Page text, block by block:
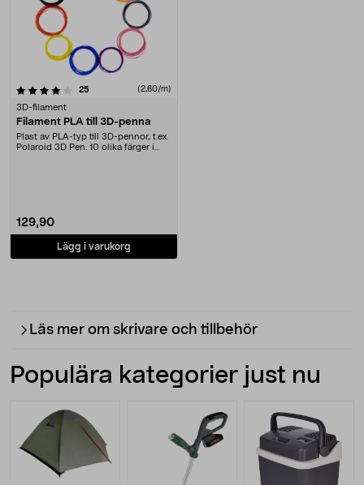
25 (2,60/m)
3D-filament
Filament PLA till 3D-penna
Plast av PLA-typ till 3D-pennor, t.ex.
Polaroid 3D Pen. 10 olika färger i
129,90
Lägg i varukorg
Läs mer om skrivare och tillbehör
Populära kategorier just nu